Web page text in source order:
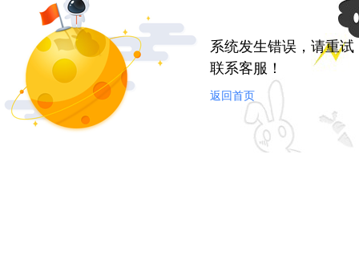
系统发生错误，请重
联系客服！
返回首页